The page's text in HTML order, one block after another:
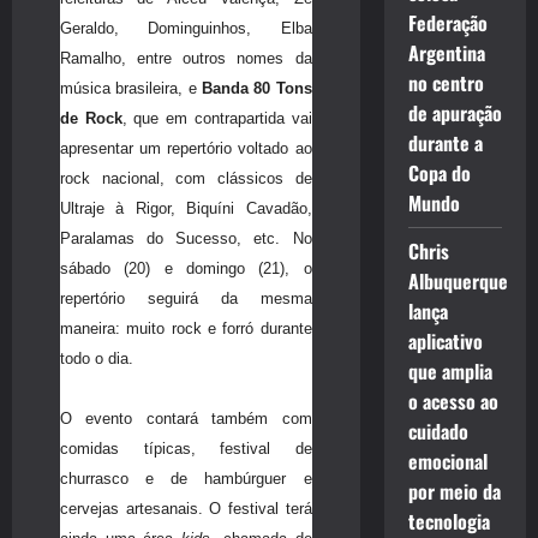
Geraldo, Dominguinhos, Elba
Ramalho, entre outros nomes da
música brasileira, e Banda 80 Tons
de Rock, que em contrapartida vai
apresentar um repertório voltado ao
rock nacional, com clássicos de
Ultraje à Rigor, Biquíni Cavadão,
Paralamas do Sucesso, etc. No
sábado (20) e domingo (21), o
repertório seguirá da mesma
maneira: muito rock e forró durante
todo o dia.
O evento contará também com
comidas típicas, festival de
churrasco e de hambúrguer e
cervejas artesanais. O festival terá
Federação
Argentina
no centro
de apuração
durante a
Copa do
Mundo
Chris
Albuquerque
lança
aplicativo
que amplia
o acesso ao
cuidado
emocional
por meio da
tecnologia